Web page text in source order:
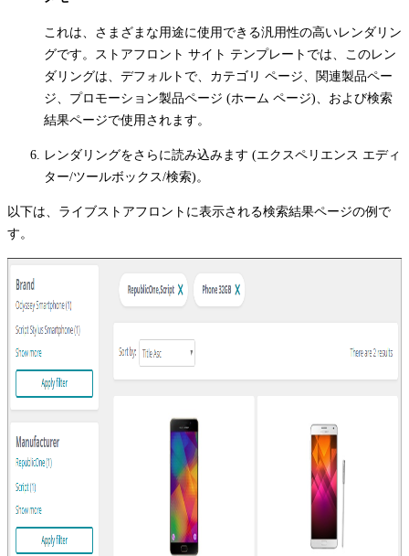
これは、さまざまな用途に使用できる汎用性の高いレンダリン
グです。ストアフロント サイト テンプレートでは、このレン
ダリングは、デフォルトで、カテゴリ ページ、関連製品ペー
ジ、プロモーション製品ページ (ホーム ページ)、および検索
結果ページで使用されます。
レンダリングをさらに読み込みます (エクスペリエンス エディ
ター/ツールボックス/検索)。
以下は、ライブストアフロントに表示される検索結果ページの例で
す。